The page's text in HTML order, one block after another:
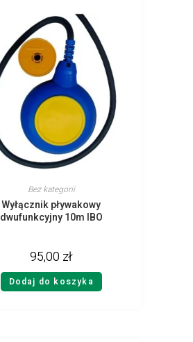
Bez kategorii
Wyłącznik pływakowy
dwufunkcyjny 10m IBO
95,00 zł
Dodaj do koszyka